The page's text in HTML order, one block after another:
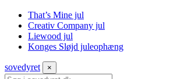
That’s Mine jul
Creativ Company jul
Liewood jul
Konges Sløjd juleophæng
sovedyret ×